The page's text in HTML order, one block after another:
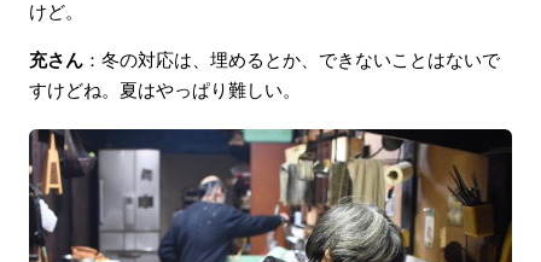
けど。
充さん：冬の対応は、埋めるとか、できないことはないで
すけどね。夏はやっぱり難しい。